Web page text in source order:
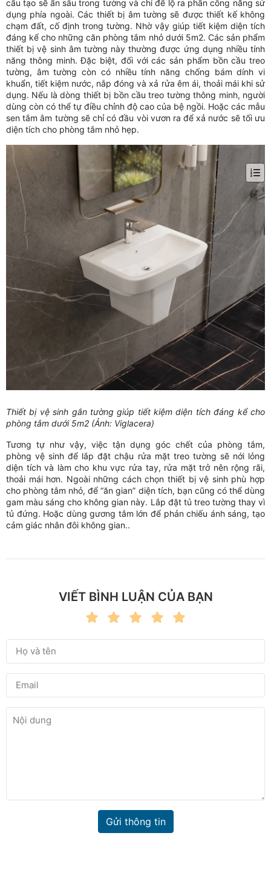
cấu tạo sẽ ẩn sâu trong tường và chỉ để lộ ra phần công năng sử
dụng phía ngoài. Các thiết bị âm tường sẽ được thiết kế không
chạm đất, cố định trong tường. Nhờ vậy giúp tiết kiệm diện tích
đáng kể cho những căn phòng tắm nhỏ dưới 5m2. Các sản phẩm
thiết bị vệ sinh âm tường này thường được ứng dụng nhiều tính
năng thông minh. Đặc biệt, đối với các sản phẩm bồn cầu treo
tường, âm tường còn có nhiều tính năng chống bám dính vi
khuẩn, tiết kiệm nước, nắp đóng và xả rửa êm ái, thoải mái khi sử
dụng. Nếu là dòng thiết bị bồn cầu treo tường thông minh, người
dùng còn có thể tự điều chỉnh độ cao của bệ ngồi. Hoặc các mẫu
sen tắm âm tường sẽ chỉ có đầu vòi vươn ra để xả nước sẽ tối ưu
diện tích cho phòng tắm nhỏ hẹp.
Thiết bị vệ sinh gắn tường giúp tiết kiệm diện tích đáng kể cho
phòng tắm dưới 5m2 (Ảnh: Viglacera)
Tương tự như vậy, việc tận dụng góc chết của phòng tắm,
phòng vệ sinh để lắp đặt chậu rửa mặt treo tường sẽ nới lỏng
diện tích và làm cho khu vực rửa tay, rửa mặt trở nên rộng rãi,
thoải mái hơn. Ngoài những cách chọn thiết bị vệ sinh phù hợp
cho phòng tắm nhỏ, để “ăn gian” diện tích, bạn cũng có thể dùng
gam màu sáng cho không gian này. Lắp đặt tủ treo tường thay vì
tủ đứng. Hoặc dùng gương tắm lớn để phản chiếu ánh sáng, tạo
cảm giác nhân đôi không gian..
VIẾT BÌNH LUẬN CỦA BẠN
Gửi thông tin